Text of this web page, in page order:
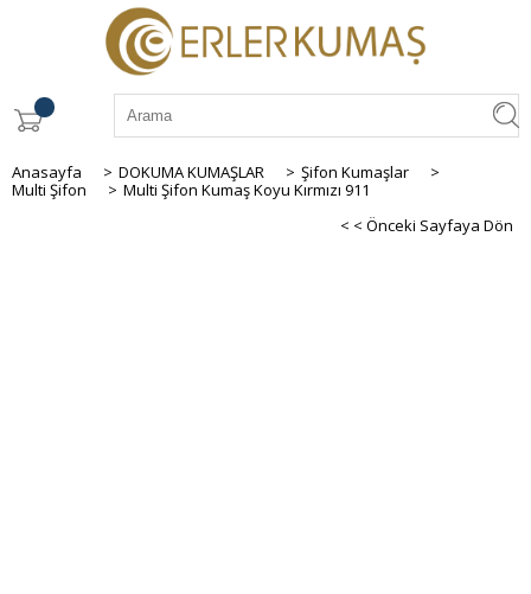
Anasayfa > DOKUMA KUMAŞLAR > Şifon Kumaşlar
>
Multi Şifon
> Multi Şifon Kumaş Koyu Kırmızı 911
< < Önceki Sayfaya Dön